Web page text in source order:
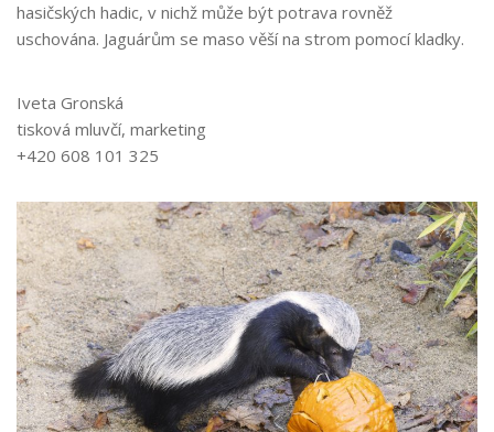
hasičských hadic, v nichž může být potrava rovněž
uschována. Jaguárům se maso věší na strom pomocí kladky.
Iveta Gronská
tisková mluvčí, marketing
+420 608 101 325